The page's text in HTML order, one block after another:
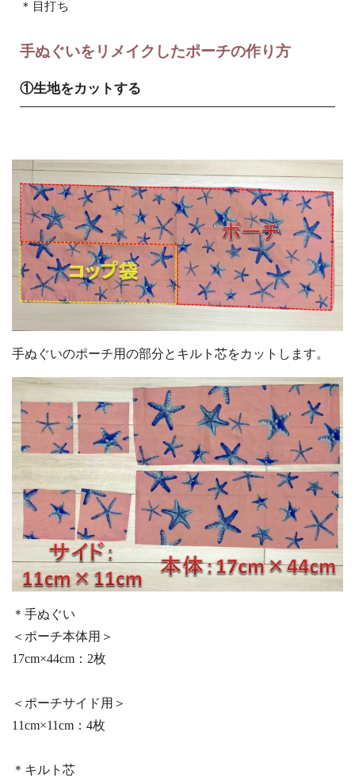
＊目打ち
手ぬぐいをリメイクしたポーチの作り方
①生地をカットする
手ぬぐいのポーチ用の部分とキルト芯をカットします。
＊手ぬぐい
＜ポーチ本体用＞
17cm×44cm：2枚
＜ポーチサイド用＞
11cm×11cm：4枚
＊キルト芯